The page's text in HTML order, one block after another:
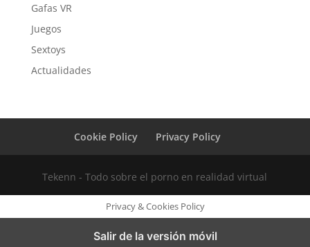
Gafas VR
Juegos
Sextoys
Actualidades
Cookie Policy Privacy Policy
Tekenn - Todo sobre el porno en realidad virtual
Privacy & Cookies Policy
Salir de la versión móvil